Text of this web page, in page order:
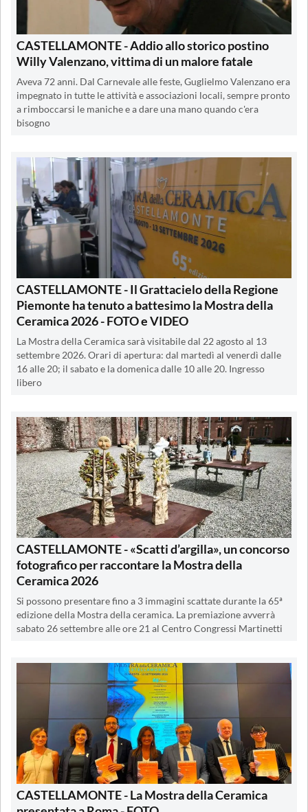
CASTELLAMONTE - Addio allo storico postino
Willy Valenzano, vittima di un malore fatale
Aveva 72 anni. Dal Carnevale alle feste, Guglielmo Valenzano era
impegnato in tutte le attività e associazioni locali, sempre pronto
a rimboccarsi le maniche e a dare una mano quando c'era
bisogno
CASTELLAMONTE - Il Grattacielo della Regione
Piemonte ha tenuto a battesimo la Mostra della
Ceramica 2026 - FOTO e VIDEO
La Mostra della Ceramica sarà visitabile dal 22 agosto al 13
settembre 2026. Orari di apertura: dal martedì al venerdì dalle
16 alle 20; il sabato e la domenica dalle 10 alle 20. Ingresso
libero
CASTELLAMONTE - «Scatti d’argilla», un concorso
fotografico per raccontare la Mostra della
Ceramica 2026
Si possono presentare fino a 3 immagini scattate durante la 65ª
edizione della Mostra della ceramica. La premiazione avverrà
sabato 26 settembre alle ore 21 al Centro Congressi Martinetti
CASTELLAMONTE - La Mostra della Ceramica